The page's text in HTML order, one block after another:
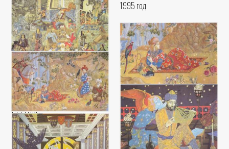
1995 год
Под сводом вечности
Баходир Джалалов
Настенная роспись / фреска -
1995 год
Сны Омара Хайяма
Баходир Джалалов
Настенная роспись / фреска -
1993 год
Сны Омара Хайяма
Баходир Джалалов
Настенная роспись / фреска -